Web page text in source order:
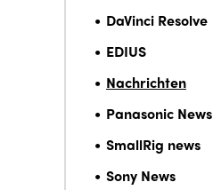
DaVinci Resolve
EDIUS
Nachrichten
Panasonic News
SmallRig news
Sony News